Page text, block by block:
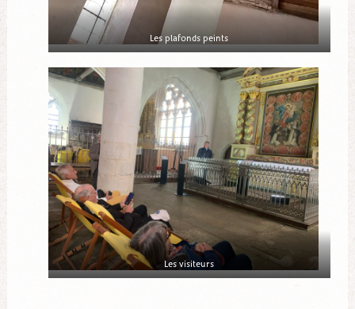
Les plafonds peints
Les visiteurs